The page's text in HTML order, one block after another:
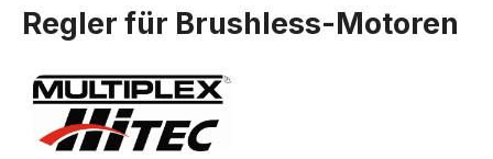
Regler für Brushless-Motoren